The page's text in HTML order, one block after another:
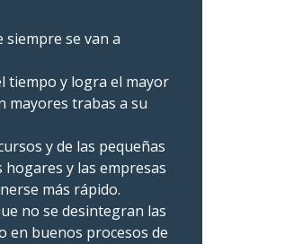
se van a
tiempo y logra el mayor
mayores trabas a su
y de las pequeñas
y las empresas
más rápido.
no se desintegran las
en buenos procesos de